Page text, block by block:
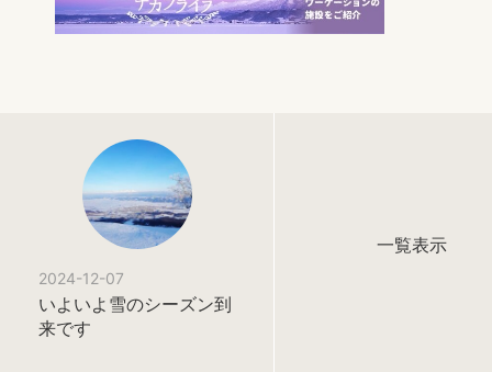
2024-12-07
いよいよ雪のシーズン到
来です
一覧表示